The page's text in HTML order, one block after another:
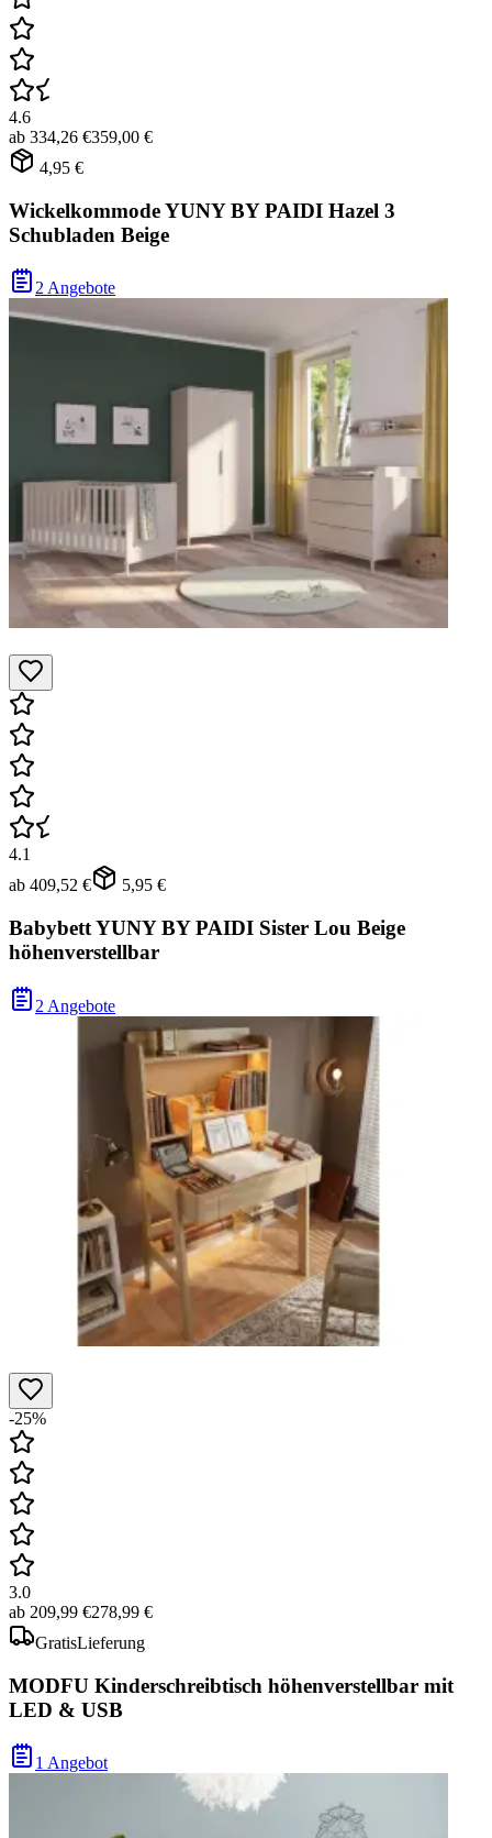
4.6
ab 334,26 €359,00 €
4,95 €
Wickelkommode YUNY BY PAIDI Hazel 3
Schubladen Beige
2 Angebote
4.1
ab 409,52 € 5,95 €
Babybett YUNY BY PAIDI Sister Lou Beige
höhenverstellbar
2 Angebote
-25%
3.0
ab 209,99 €278,99 €
GratisLieferung
MODFU Kinderschreibtisch höhenverstellbar mit
LED & USB
1 Angebot